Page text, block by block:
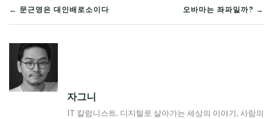
글
탐
색
← 문근영은 대인배로소이다 오바마는 좌파일까? →
자그니
IT 칼럼니스트. 디지털로 살아가는 세상의 이야기, 사람의